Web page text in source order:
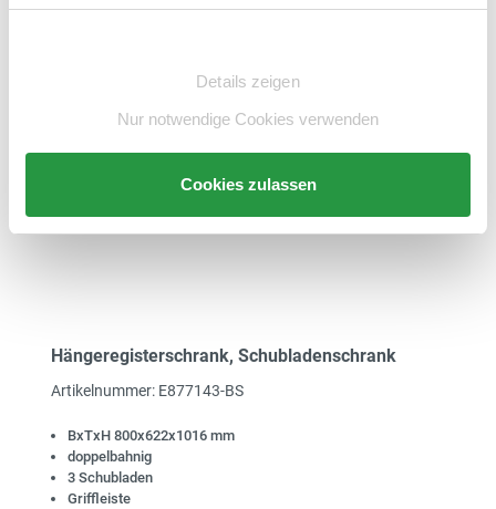
Details zeigen
Nur notwendige Cookies verwenden
Cookies zulassen
Hängeregisterschrank, Schubladenschrank
Artikelnummer: E877143-BS
BxTxH 800x622x1016 mm
doppelbahnig
3 Schubladen
Griffleiste